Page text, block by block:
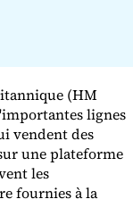
(HM
lignes
vendent des
une plateforme
les
fournies à la